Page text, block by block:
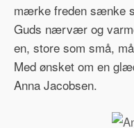
mærke freden sænke
Guds nærvær og
en, store som små,
Med ønsket om en
Anna Jacobsen.